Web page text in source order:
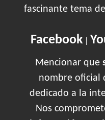
fascinante tema
Facebook|
Mencionar que
nombre oficial
dedicado a la
Nos